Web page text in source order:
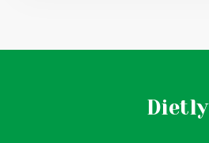
Dietly